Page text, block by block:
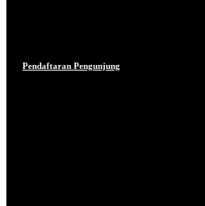
Pendaftaran Pengunjung